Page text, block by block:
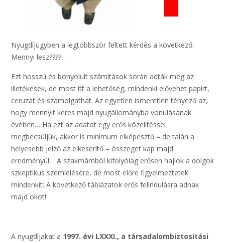
Nyugdíjügyben a legtöbbször feltett kérdés a következő:
Mennyi lesz????…
Ezt hosszú és bonyolult számítások során adták meg az
illetékesek, de most itt a lehetőség, mindenki elővehet papírt,
ceruzát és számolgathat. Az egyetlen ismeretlen tényező az,
hogy mennyit keres majd nyugállományba vonulásának
évében… Ha ezt az adatot egy erős közelítéssel
megbecsüljük, akkor is minimum elképesztő – de talán a
helyesebb jelző az elkeserítő – összeget kap majd
eredményül… A szakmámból kifolyólag erősen hajlok a dolgok
szkeptikus szemlélésére, de most előre figyelmeztetek
mindenkit: A következő táblázatok erős felindulásra adnak
majd okot!
A nyugdíjakat a 1997. évi LXXXI., a társadalombiztosítási